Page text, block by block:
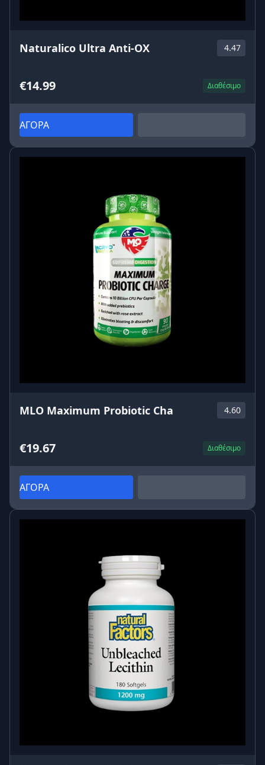
Naturalico Ultra Anti-OX 4.47
€14.99 Διαθέσιμο
ΑΓΟΡΑ
MLO Maximum Probiotic Cha 4.60
€19.67 Διαθέσιμο
ΑΓΟΡΑ